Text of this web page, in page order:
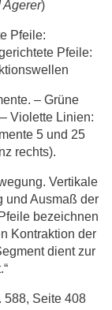
Agerer)
Pfeile:
Pfeile:
– Grüne
Violette Linien:
5 und 25
rechts).
Vertikale
und Ausmaß der
bezeichnen
Kontraktion der
dient zur
588, Seite 408